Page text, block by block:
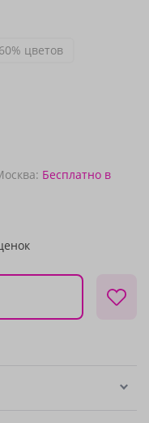
цветов
Бесплатно в